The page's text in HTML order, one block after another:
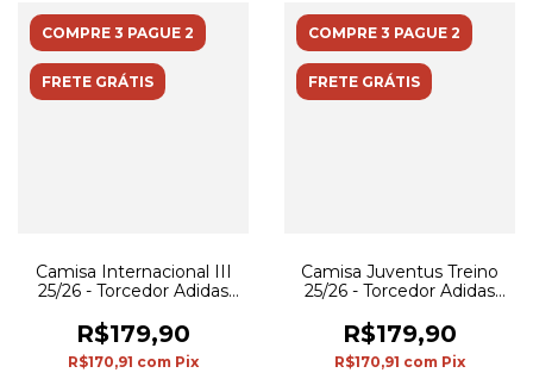
COMPRE 3 PAGUE 2
FRETE GRÁTIS
Camisa Internacional III
25/26 - Torcedor Adidas
R$179,90
R$170,91 com Pix
COMPRE 3 PAGUE 2
FRETE GRÁTIS
Camisa Juventus Treino
25/26 - Torcedor Adidas
R$179,90
R$170,91 com Pix